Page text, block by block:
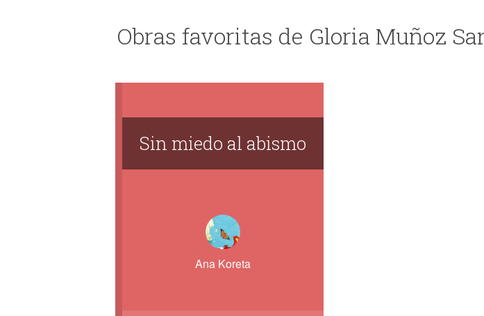
Obras favoritas de Gloria Muñoz
Sin miedo al abismo
Ana Koreta